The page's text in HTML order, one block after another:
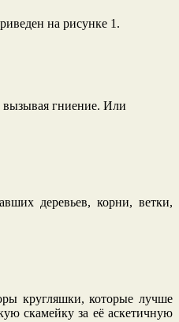
на рисунке 1.
вызывая гниение. Или
деревьев, корни, ветки,
кругляшки, которые лучше
скамейку за её аскетичную